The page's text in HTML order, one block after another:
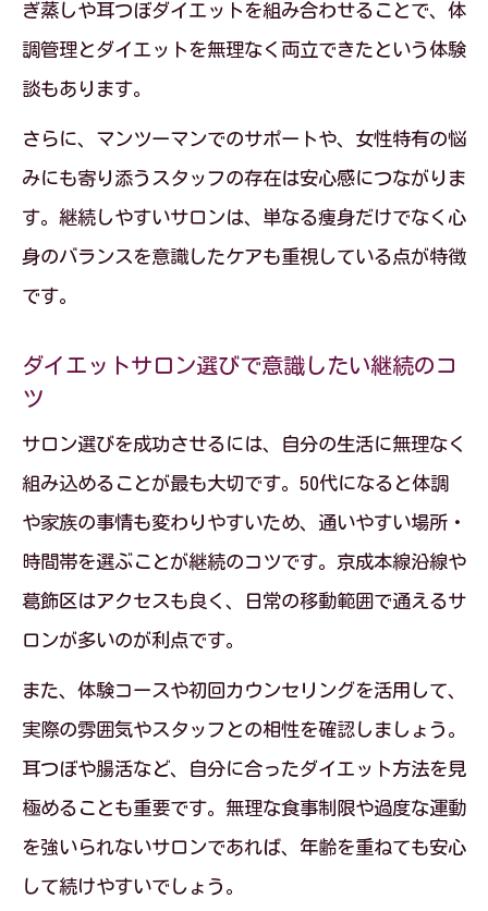
ぎ蒸しや耳つぼダイエットを組み合わせることで、体
調管理とダイエットを無理なく両立できたという体験
談もあります。
さらに、マンツーマンでのサポートや、女性特有の悩
みにも寄り添うスタッフの存在は安心感につながりま
す。継続しやすいサロンは、単なる痩身だけでなく心
身のバランスを意識したケアも重視している点が特徴
です。
ダイエットサロン選びで意識したい継続のコ
ツ
サロン選びを成功させるには、自分の生活に無理なく
組み込めることが最も大切です。50代になると体調
や家族の事情も変わりやすいため、通いやすい場所・
時間帯を選ぶことが継続のコツです。京成本線沿線や
葛飾区はアクセスも良く、日常の移動範囲で通えるサ
ロンが多いのが利点です。
また、体験コースや初回カウンセリングを活用して、
実際の雰囲気やスタッフとの相性を確認しましょう。
耳つぼや腸活など、自分に合ったダイエット方法を見
極めることも重要です。無理な食事制限や過度な運動
を強いられないサロンであれば、年齢を重ねても安心
して続けやすいでしょう。